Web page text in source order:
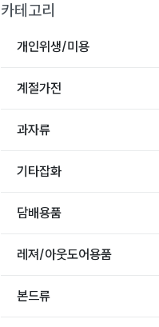
카테고리
개인위생/미용
계절가전
과자류
기타잡화
담배용품
레져/아웃도어용품
본드류